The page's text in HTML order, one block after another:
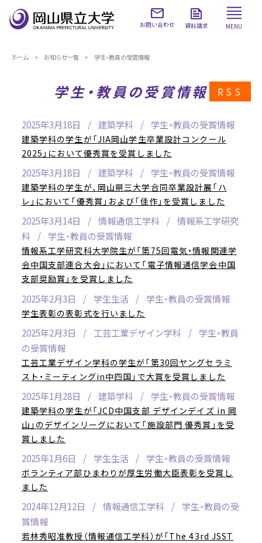
お問い合わせ 資料請求 MENU
ホーム お知らせ一覧 学生・教員の受賞情報
学生・教員の受賞情報 RSS
2025年3月18日 建築学科 学生・教員の受賞情報
建築学科の学生が「JIA岡山学生卒業設計コンクール
2025」において優秀賞を受賞しました
2025年3月18日 建築学科 学生・教員の受賞情報
建築学科の学生が、岡山県三大学合同卒業設計展「ハ
レ」において「優秀賞」および「佳作」を受賞しました
2025年3月14日 情報通信工学科
情報系工学研究
科
学生・教員の受賞情報
情報系工学研究科大学院生が「第75回電気・情報関連学
会中国支部連合大会」において「電子情報通信学会中国
支部奨励賞」を受賞しました
2025年2月3日 学生生活 学生・教員の受賞情報
学生表彰の表彰式を行いました
2025年2月3日 工芸工業デザイン学科
学生・教員
の受賞情報
工芸工業デザイン学科の学生が「第30回ヤングセラミ
スト・ミーティングin中四国」で大賞を受賞しました
2025年1月28日 建築学科 学生・教員の受賞情報
建築学科の学生が「JCD中国支部 デザインデイズ in 岡
山」のデザインリーグにおいて「施設部門 優秀賞」を受
賞しました
2025年1月6日 学生生活 学生・教員の受賞情報
ボランティア部ひまわりが厚生労働大臣表彰を受賞し
ました
2024年12月12日 情報通信工学科
学生・教員の受
賞情報
若林秀昭准教授（情報通信工学科）が「The 43rd JSST